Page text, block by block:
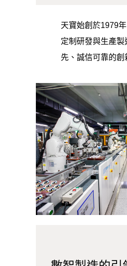
天寶始創於1979
定制研發與生產
先、誠信可靠的創